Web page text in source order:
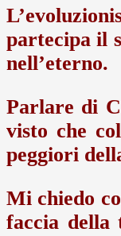
partecipa il
nell’eterno.
Parlare di
visto che
peggiori
Mi chiedo
faccia della